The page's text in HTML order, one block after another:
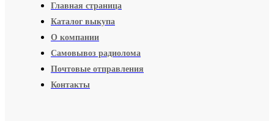
Главная страница
Каталог выкупа
О компании
Самовывоз радиолома
Почтовые отправления
Контакты